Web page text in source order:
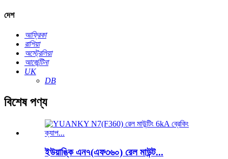
দেশ
আফ্রিকা
রাশিয়া
অস্ট্রেলিয়া
আর্জেন্টিনা
UK
DB
বিশেষ পণ্য
ইউয়াঙ্কি এন৭(এফ৩৬০) রেল মাউন্ট...